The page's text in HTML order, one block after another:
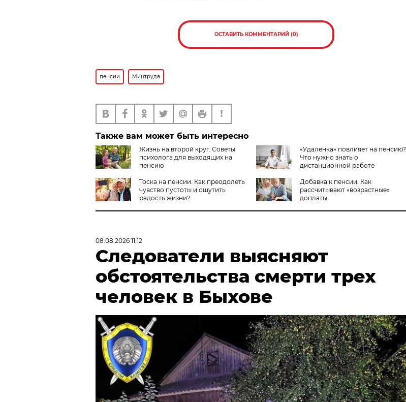
ОСТАВИТЬ КОММЕНТАРИЙ (0)
пенсии Минтруда
Также вам может быть интересно
Жизнь на второй круг. Советы
психолога для выходящих на
пенсию
«Удаленка» повлияет на пенсию?
Что нужно знать о
дистанционной работе
Тоска на пенсии. Как преодолеть
чувство пустоты и ощутить
радость жизни?
Добавка к пенсии. Как
рассчитывают «возрастные»
доплаты
08.08.2026 11:12
Следователи выясняют
обстоятельства смерти трех
человек в Быхове